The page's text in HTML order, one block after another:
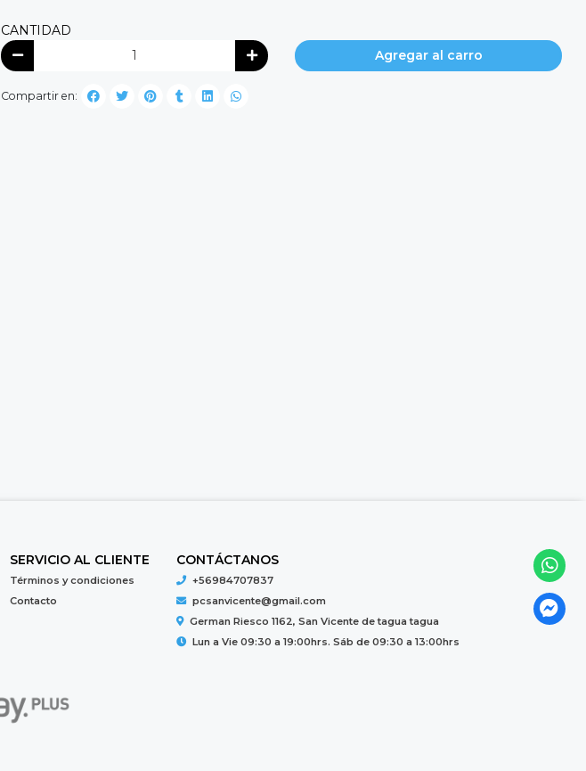
CANTIDAD
Agregar al carro
Compartir en:
SERVICIO AL CLIENTE
Términos y condiciones
Contacto
CONTÁCTANOS
+56984707837
pcsanvicente@gmail.com
German Riesco 1162, San Vicente de tagua tagua
Lun a Vie 09:30 a 19:00hrs. Sáb de 09:30 a 13:00hrs